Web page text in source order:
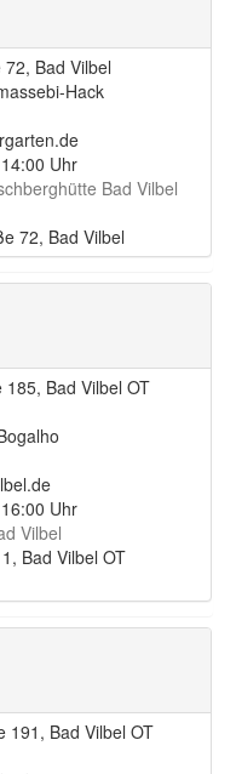
Bad Vilbel
Hack
Uhr
Bad Vilbel
72, Bad Vilbel
Bad Vilbel OT
Uhr
Vilbel
Bad Vilbel OT
191, Bad Vilbel OT